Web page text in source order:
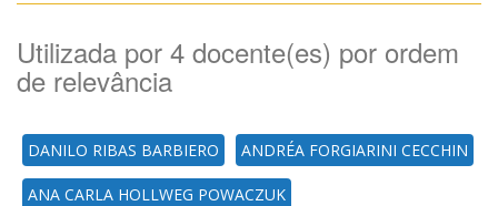
Utilizada por 4 docente(es) por ordem
de relevância
DANILO RIBAS BARBIERO ANDRÉA FORGIARINI CECCHIN
ANA CARLA HOLLWEG POWACZUK